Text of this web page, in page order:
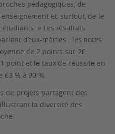
pédagogiques, de
et, surtout, de le
étudiants. » Les résultats
d’eux-mêmes : les notes
de 2 points sur 20,
point et le taux de réussite en
63 % à 90 %.
de projets partagent des
la diversité des